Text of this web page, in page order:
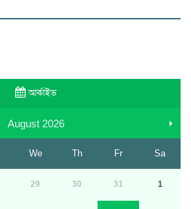
আর্কাইভ
August 2026
We Th Fr Sa
29 30 31 1